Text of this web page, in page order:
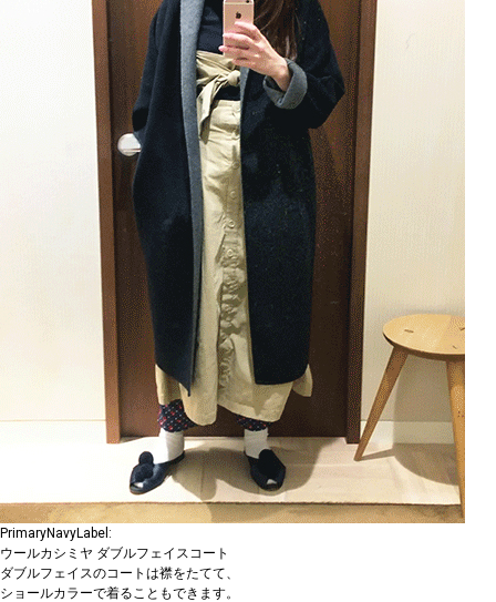
PrimaryNavyLabel:
ウールカシミヤ ダブルフェイスコート
ダブルフェイスのコートは襟をたてて、
ショールカラーで着ることもできます。